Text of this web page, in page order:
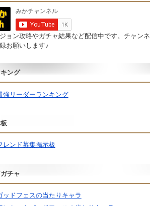
ョン攻略やガチャ結果など配信中です。チャンネ
お願いします♪
ング
強リーダーランキング
レンド募集掲示板
チャ
ッドフェスの当たりキャラ